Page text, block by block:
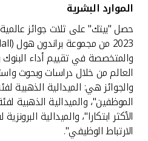
الموارد البشرية
حصل "بيتك" على ثلاث جوائز
والمتخصصة في تقييم أداء
العالم من خلال دراسات وبحوث
والجوائز هي: الميدالية الذهبية
الموظفين"، والميدالية الذهبية
الأكثر ابتكارا"، والميدالية
الارتباط الوظيفي".